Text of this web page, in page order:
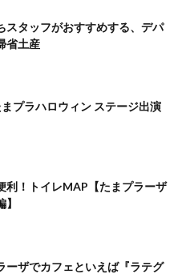
スタッフがおすすめする、デパ
省土産
プラハロウィン ステージ出演
利！トイレMAP【たまプラーザ
ーザでカフェといえば『ラテグ